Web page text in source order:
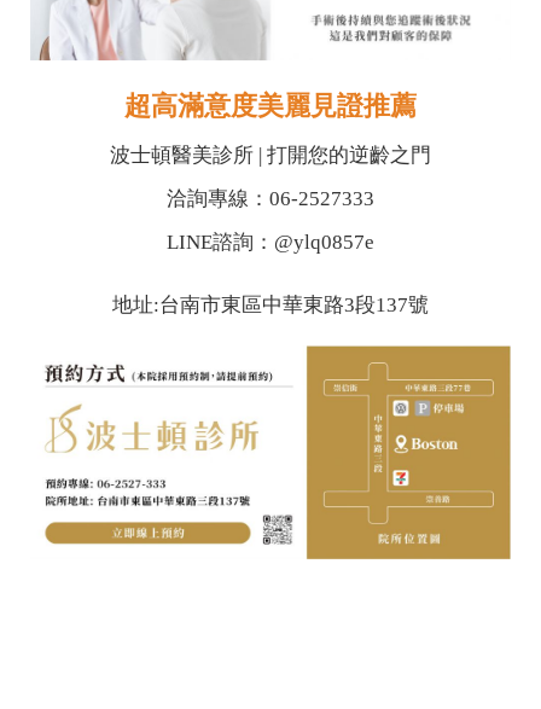
超高滿意度美麗見證推薦
波士頓醫美診所 | 打開您的逆齡之門
洽詢專線：06-2527333
LINE諮詢：@ylq0857e
地址:台南市東區中華東路3段137號